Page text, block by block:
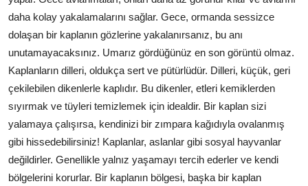
daha kolay yakalamalarını sağlar. Gece, ormanda sessizce
dolaşan bir kaplanın gözlerine yakalanırsanız, bu anı
unutamayacaksınız. Umarız gördüğünüz en son görüntü olmaz.
Kaplanların dilleri, oldukça sert ve pütürlüdür. Dilleri, küçük, geri
çekilebilen dikenlerle kaplıdır. Bu dikenler, etleri kemiklerden
sıyırmak ve tüyleri temizlemek için idealdir. Bir kaplan sizi
yalamaya çalışırsa, kendinizi bir zımpara kağıdıyla ovalanmış
gibi hissedebilirsiniz! Kaplanlar, aslanlar gibi sosyal hayvanlar
değildirler. Genellikle yalnız yaşamayı tercih ederler ve kendi
bölgelerini korurlar. Bir kaplanın bölgesi, başka bir kaplan